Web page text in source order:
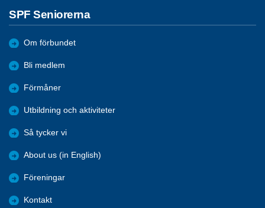
SPF Seniorerna
Om förbundet
Bli medlem
Förmåner
Utbildning och aktiviteter
Så tycker vi
About us (in English)
Föreningar
Kontakt